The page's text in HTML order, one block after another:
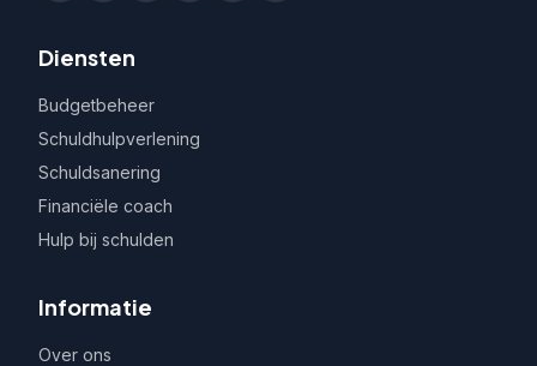
Diensten
Budgetbeheer
Schuldhulpverlening
Schuldsanering
Financiële coach
Hulp bij schulden
Informatie
Over ons